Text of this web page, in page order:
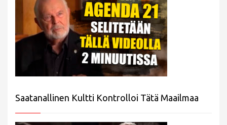
Saatanallinen Kultti Kontrolloi Tätä Maailmaa